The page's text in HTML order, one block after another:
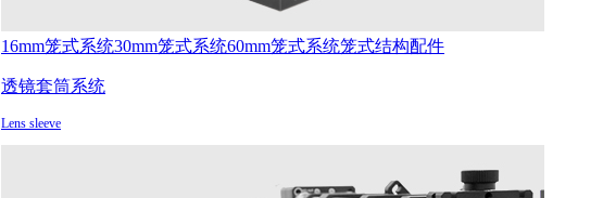
16mm笼式系统30mm笼式系统60mm笼式系统笼式结构配件
透镜套筒系统
Lens sleeve